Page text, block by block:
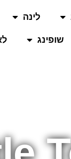
לינה
שופינג